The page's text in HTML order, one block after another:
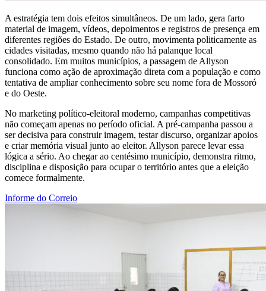
A estratégia tem dois efeitos simultâneos. De um lado, gera farto
material de imagem, vídeos, depoimentos e registros de presença em
diferentes regiões do Estado. De outro, movimenta politicamente as
cidades visitadas, mesmo quando não há palanque local
consolidado. Em muitos municípios, a passagem de Allyson
funciona como ação de aproximação direta com a população e como
tentativa de ampliar conhecimento sobre seu nome fora de Mossoró
e do Oeste.
No marketing político-eleitoral moderno, campanhas competitivas
não começam apenas no período oficial. A pré-campanha passou a
ser decisiva para construir imagem, testar discurso, organizar apoios
e criar memória visual junto ao eleitor. Allyson parece levar essa
lógica a sério. Ao chegar ao centésimo município, demonstra ritmo,
disciplina e disposição para ocupar o território antes que a eleição
comece formalmente.
Informe do Correio